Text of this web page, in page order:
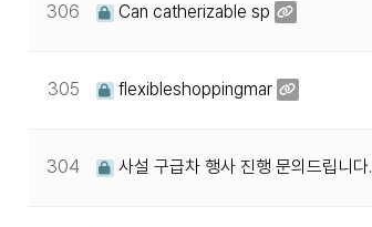
306 Can catherizable sp
305 flexibleshoppingmar
304 사설 구급차 행사 진행 문의드립니다.